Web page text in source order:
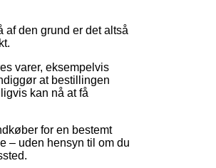
af den grund er det altså
varer, eksempelvis
at bestillingen
kan nå at få
for en bestemt
– uden hensyn til om du